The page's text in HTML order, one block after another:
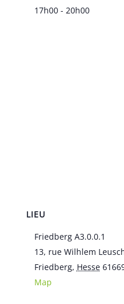
17h00 - 20h00
LIEU
Friedberg A3.0.0.1
13, rue Wilhlem
Friedberg, Hesse
Map